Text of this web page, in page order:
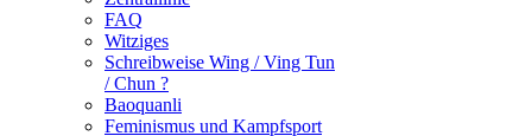
FAQ
Witziges
Schreibweise Wing / Ving Tun
/ Chun ?
Baoquanli
Feminismus und Kampfsport